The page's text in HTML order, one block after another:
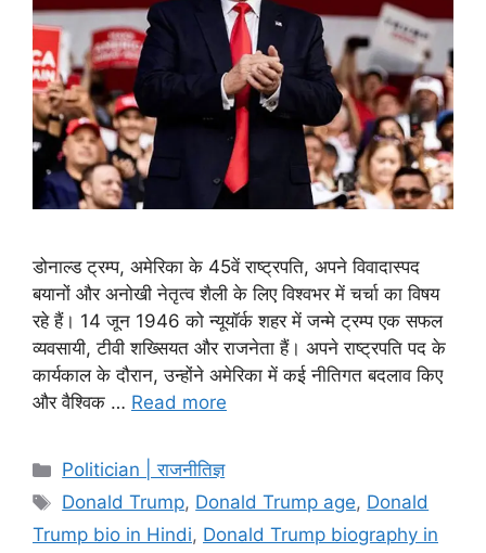
डोनाल्ड ट्रम्प, अमेरिका के 45वें राष्ट्रपति, अपने विवादास्पद
बयानों और अनोखी नेतृत्व शैली के लिए विश्वभर में चर्चा का विषय
रहे हैं। 14 जून 1946 को न्यूयॉर्क शहर में जन्मे ट्रम्प एक सफल
व्यवसायी, टीवी शख्सियत और राजनेता हैं। अपने राष्ट्रपति पद के
कार्यकाल के दौरान, उन्होंने अमेरिका में कई नीतिगत बदलाव किए
और वैश्विक … Read more
Categories
Politician | राजनीतिज्ञ
Tags
Donald Trump, Donald Trump age, Donald
Trump bio in Hindi, Donald Trump biography in